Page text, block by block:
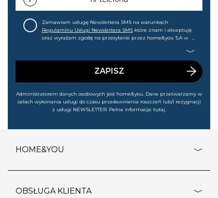
Zamawiam usługę Newslettera SMS na warunkach
Regulaminu Usługi Newslettera SMS które znam i akceptuję
oraz wyrażam zgodę na przesyłanie przez home&you S.A w
wyprzedażach). Wiem, że mogę tę zgodę w każdej chwili
ZAPISZ
Administratorem danych osobowych jest home&you. Dane przetwarzamy w
celach wykonania usługi do czasu przedawnienia roszczeń lub/i rezygnacji
z usługi NEWSLETTER. Pełna informacja: tutaj.
HOME&YOU
o firmie
OBSŁUGA KLIENTA